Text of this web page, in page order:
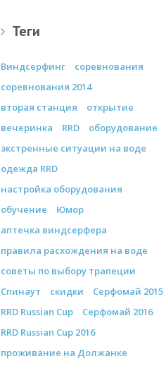
Теги
Виндсерфинг
соревнования
соревнования 2014
вторая станция
открытие
вечеринка
RRD
оборудование
экстренные ситуации на воде
одежда RRD
настройка оборудования
обучение
Юмор
аптечка виндсерфера
правила расхождения на воде
советы по выбору трапеции
Спинаут
скидки
Серфомай 2015
RRD Russian Cup
Серфомай 2016
RRD Russian Cup 2016
проживание на Должанке